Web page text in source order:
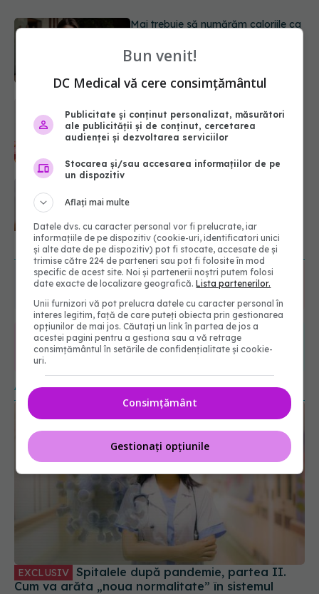
Mai trebuie să numărăm caloriile ca
medicamentelor GLP-1
09.08.2026, 12:00
potrivit cercetătorilor de la Harvard
09.08.2026, 11:45
09.08.2026, 11:00
URMĂREȘTE-NE ȘI PE:
6560
ABONAȚI
365 1401
ARTICOLE SIMILARE
EXCLUSIV
Cum va arăta „noua normalitate” în sistemul
Bun venit!
DC Medical vă cere consimțământul
Publicitate și conținut personalizat, măsurători
ale publicității și de conținut, cercetarea
audienței și dezvoltarea serviciilor
Stocarea și/sau accesarea informațiilor de pe
un dispozitiv
Aflați mai multe
Datele dvs. cu caracter personal vor fi prelucrate, iar
informațiile de pe dispozitiv (cookie-uri, identificatori unici
și alte date de pe dispozitiv) pot fi stocate, accesate de și
trimise către 224 de parteneri sau pot fi folosite în mod
specific de acest site. Noi și partenerii noștri putem folosi
date exacte de localizare geografică.Lista partenerilor.
Unii furnizori vă pot prelucra datele cu caracter personal în
interes legitim, față de care puteți obiecta prin gestionarea
opțiunilor de mai jos. Căutați un link în partea de jos a
acestei pagini pentru a gestiona sau a vă retrage
consimțământul în setările de confidențialitate și cookie-
uri.
Consimțământ
Gestionați opțiunile